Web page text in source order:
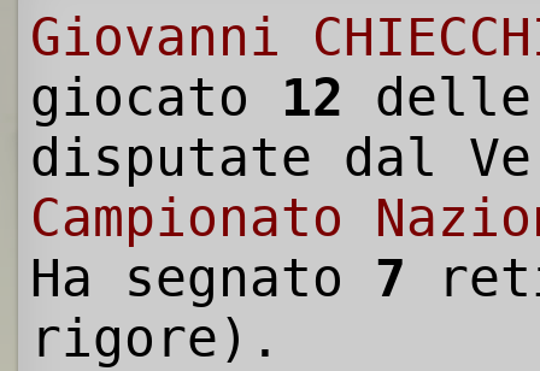
Giovanni
giocato 12
disputate dal
Campionato
Ha segnato 7
rigore).